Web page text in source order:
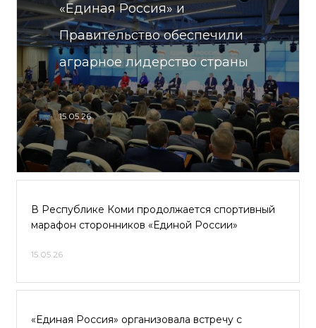
«Единая Россия» и
Правительство обеспечили
аграрное лидерство страны
15.05.26
В Республике Коми продолжается спортивный
марафон сторонников «Единой России»
15.05.26
«Единая Россия» организовала встречу с